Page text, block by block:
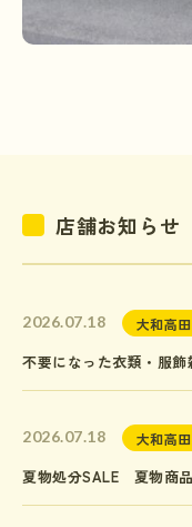
店舗お知らせ
2026.07.18 大和高
不要になった衣類・服
2026.07.18 大和高
夏物処分SALE 夏物商品